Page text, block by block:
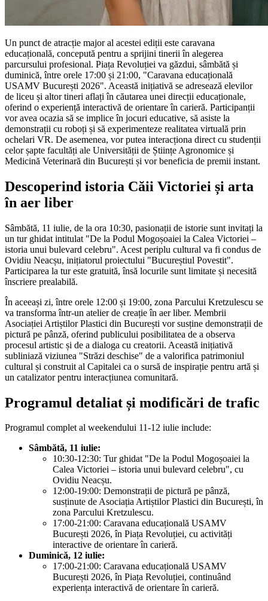
Un punct de atracție major al acestei ediții este caravana
educațională, concepută pentru a sprijini tinerii în alegerea
parcursului profesional. Piața Revoluției va găzdui, sâmbătă și
duminică, între orele 17:00 și 21:00, "Caravana educațională
USAMV București 2026". Această inițiativă se adresează elevilor
de liceu și altor tineri aflați în căutarea unei direcții educaționale,
oferind o experiență interactivă de orientare în carieră. Participanții
vor avea ocazia să se implice în jocuri educative, să asiste la
demonstrații cu roboți și să experimenteze realitatea virtuală prin
ochelari VR. De asemenea, vor putea interacționa direct cu studenții
celor șapte facultăți ale Universității de Științe Agronomice și
Medicină Veterinară din București și vor beneficia de premii instant.
Descoperind istoria Căii Victoriei și arta
în aer liber
Sâmbătă, 11 iulie, de la ora 10:30, pasionații de istorie sunt invitați la
un tur ghidat intitulat "De la Podul Mogoșoaiei la Calea Victoriei –
istoria unui bulevard celebru". Acest periplu cultural va fi condus de
Ovidiu Neacșu, inițiatorul proiectului "Bucureștiul Povestit".
Participarea la tur este gratuită, însă locurile sunt limitate și necesită
înscriere prealabilă.
În aceeași zi, între orele 12:00 și 19:00, zona Parcului Kretzulescu se
va transforma într-un atelier de creație în aer liber. Membrii
Asociației Artiștilor Plastici din București vor susține demonstrații de
pictură pe pânză, oferind publicului posibilitatea de a observa
procesul artistic și de a dialoga cu creatorii. Această inițiativă
subliniază viziunea "Străzi deschise" de a valorifica patrimoniul
cultural și construit al Capitalei ca o sursă de inspirație pentru artă și
un catalizator pentru interacțiunea comunitară.
Programul detaliat și modificări de trafic
Programul complet al weekendului 11-12 iulie include:
Sâmbătă, 11 iulie:
10:30-12:30: Tur ghidat "De la Podul Mogoșoaiei la
Calea Victoriei – istoria unui bulevard celebru", cu
Ovidiu Neacșu.
12:00-19:00: Demonstrații de pictură pe pânză,
susținute de Asociația Artiștilor Plastici din București, în
zona Parcului Kretzulescu.
17:00-21:00: Caravana educațională USAMV
București 2026, în Piața Revoluției, cu activități
interactive de orientare în carieră.
Duminică, 12 iulie:
17:00-21:00: Caravana educațională USAMV
București 2026, în Piața Revoluției, continuând
experiența interactivă de orientare în carieră.